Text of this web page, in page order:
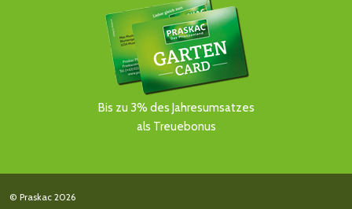
Bis zu 3% des Jahresumsatzes
als Treuebonus
© Praskac 2026